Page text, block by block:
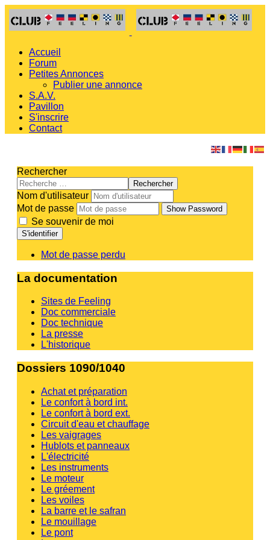
Accueil
Forum
Petites Annonces
Publier une annonce
S.A.V.
Pavillon
S'inscrire
Contact
Rechercher
Rechercher
Nom d'utilisateur
Mot de passe
Show Password
Se souvenir de moi
S'identifier
Mot de passe perdu
La documentation
Sites de Feeling
Doc commerciale
Doc technique
La presse
L'historique
Dossiers 1090/1040
Achat et préparation
Le confort à bord int.
Le confort à bord ext.
Circuit d'eau et chauffage
Les vaigrages
Hublots et panneaux
L'électricité
Les instruments
Le moteur
Le gréement
Les voiles
La barre et le safran
Le mouillage
Le pont